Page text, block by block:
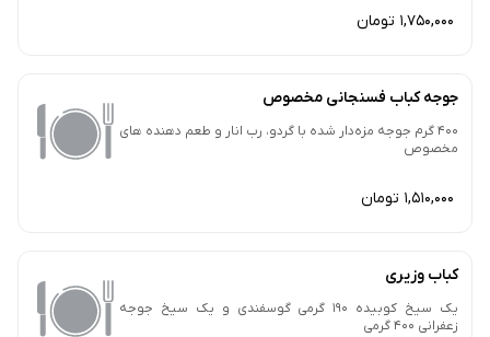
1,750,000 تومان
جوجه کباب فسنجانی مخصوص
400 گرم جوجه مزه‌دار شده با گردو، رب انار و طعم دهنده های
مخصوص
1,510,000 تومان
کباب وزیری
یک سیخ کوبیده 190 گرمی گوسفندی و یک سیخ جوجه
زعفرانی 400 گرمی